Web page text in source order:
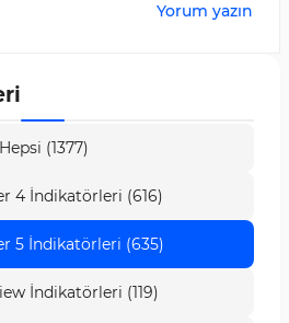
Yorum yazın
Hepsi (1377)
4 İndikatörleri (616)
5 İndikatörleri (635)
İndikatörleri (119)